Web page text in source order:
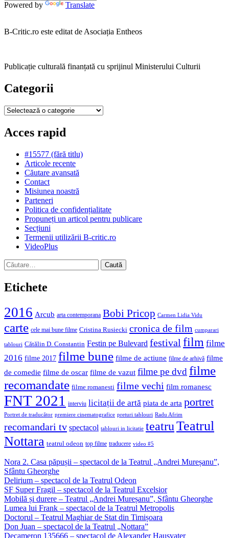
Powered by Translate
B-Critic.ro este editat de Asociația Entheos
Publicație culturală finanțată cu sprijinul Ministerului Culturii
Categorii
Categorii
Acces rapid
#15577 (fără titlu)
Articole recente
Căutare avansată
Contact
Misiunea noastră
Parteneri
Politica de confidențialitate
Propuneți un articol pentru publicare
Secțiuni
Termenii utilizării B-critic.ro
VideoPlus
Caută
după:
Etichete
2016 Arcub arta contemporana Bobi Pricop Carmen Lidia Vidu
carte cele mai bune filme Cristina Rusiecki cronica de film cumparari
tablouri Cătălin D. Constantin Festin pe Bulevard festival film filme
2016 filme 2017 filme bune filme de actiune filme de arhivă filme
de comedie filme de oscar filme de vazut filme pe dvd filme
recomandate filme romanesti filme vechi film romanesc
FNT 2021 interviu licitații de artă piata de arta portret
Portret de traducător premiere cinematografice preturi tablouri Radu Afrim
recomandari tv spectacol tablouri in licitatie teatruTeatrul
Nottara teatrul odeon top filme traducere video #5
Nora 2. Casa păpușii – spectacol de la Teatrul „Andrei Mureșanu”,
Sfântu Gheorghe
Delirium – spectacol de la Teatrul Odeon
SF Super Fragil – spectacol de la Teatrul Excelsior
Mobilă și durere – Teatrul „Andrei Mureșanu”, Sfântu Gheorghe
Lumea lui Frank – spectacol de la Teatrul Metropolis
Doctorul – Teatrul Maghiar de Stat din Timișoara
Don Juan – spectacol de la Teatrul „Nottara”
Decameron 135666 – spectacol de Alexander Hausvater